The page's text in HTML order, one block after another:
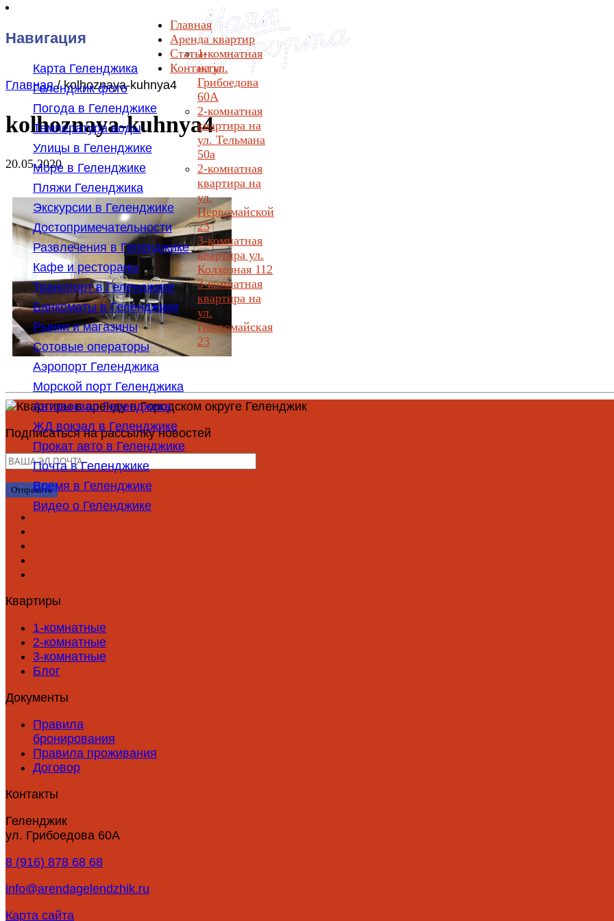
Главная
Аренда квартир
1-комнатная
на ул.
Грибоедова
60А
2-комнатная
квартира на
ул. Тельмана
50а
2-комнатная
квартира на
ул.
Первомайской
23
3-комнатная
квартира ул.
Колхозная 112
3-комнатная
квартира на
ул.
Первомайская
23
Статьи
Контакты
Главная/kolhoznaya-kuhnya4
Навигация
Карта Геленджика
Геленджик фото
Погода в Геленджике
Температура воды
Улицы в Геленджике
Море в Геленджике
Пляжи Геленджика
Экскурсии в Геленджике
Достопримечательности
Развлечения в Геленджике
Кафе и рестораны
Транспорт в Геленджике
Банкоматы в Геленджике
Рынки и магазины
Сотовые операторы
Аэропорт Геленджика
Морской порт Геленджика
Автовокзал Геленджика
ЖД вокзал в Геленджике
Прокат авто в Геленджике
Почта в Геленджике
Время в Геленджике
Видео о Геленджике
kolhoznaya-kuhnya4
20.05.2020
Подписаться на рассылку новостей
Квартиры
1-комнатные
2-комнатные
3-комнатные
Блог
Документы
Правила
бронирования
Правила проживания
Договор
Контакты
Геленджик
ул. Грибоедова 60А
8 (916) 878 68 68
info@arendagelendzhik.ru
Карта сайта